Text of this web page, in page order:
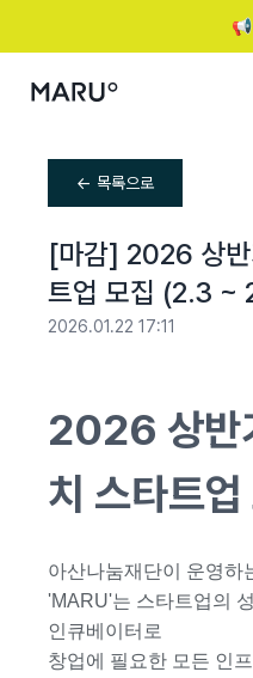
📢
← 목록으로
[마감] 2026 상
트업 모집 (2.3 ~
2026.01.22 17:11
2026 상반
치 스타트업
아산나눔재단이 운영하
'MARU'는 스타트업의
인큐베이터로
창업에 필요한 모든 인